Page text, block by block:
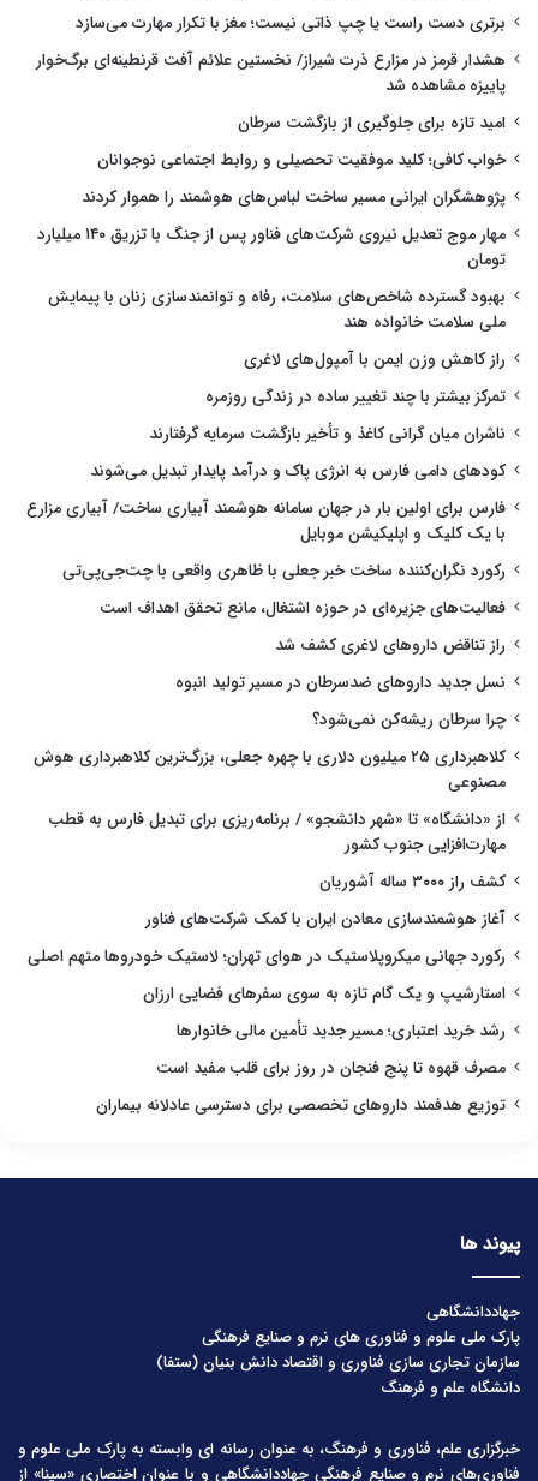
برتری دست راست یا چپ ذاتی نیست؛ مغز با تکرار مهارت می‌سازد
هشدار قرمز در مزارع ذرت شیراز/ نخستین علائم آفت قرنطینه‌ای برگ‌خوار
پاییزه مشاهده شد
امید تازه برای جلوگیری از بازگشت سرطان
خواب کافی؛ کلید موفقیت تحصیلی و روابط اجتماعی نوجوانان
پژوهشگران ایرانی مسیر ساخت لباس‌های هوشمند را هموار کردند
مهار موج تعدیل نیروی شرکت‌های فناور پس از جنگ با تزریق ۱۴۰ میلیارد
تومان
بهبود گسترده شاخص‌های سلامت، رفاه و توانمندسازی زنان با پیمایش
ملی سلامت خانواده هند
راز کاهش وزن ایمن با آمپول‌های لاغری
تمرکز بیشتر با چند تغییر ساده در زندگی روزمره
ناشران میان گرانی کاغذ و تأخیر بازگشت سرمایه گرفتارند
کودهای دامی فارس به انرژی پاک و درآمد پایدار تبدیل می‌شوند
فارس برای اولین بار در جهان سامانه هوشمند آبیاری ساخت/ آبیاری مزارع
با یک کلیک و اپلیکیشن موبایل
رکورد نگران‌کننده ساخت خبر جعلی با ظاهری واقعی با چت‌جی‌پی‌تی
فعالیت‌های جزیره‌ای در حوزه اشتغال، مانع تحقق اهداف است
راز تناقض داروهای لاغری کشف شد
نسل جدید داروهای ضدسرطان در مسیر تولید انبوه
چرا سرطان ریشه‌کن نمی‌شود؟
کلاهبرداری ۲۵ میلیون دلاری با چهره جعلی، بزرگ‌ترین کلاهبرداری هوش
مصنوعی
از «دانشگاه» تا «شهر دانشجو» / برنامه‌ریزی برای تبدیل فارس به قطب
مهارت‌افزایی جنوب کشور
کشف راز ۳۰۰۰ ساله آشوریان
آغاز هوشمندسازی معادن ایران با کمک شرکت‌های فناور
رکورد جهانی میکروپلاستیک در هوای تهران؛ لاستیک خودروها متهم اصلی
استارشیپ و یک گام تازه به سوی سفرهای فضایی ارزان
رشد خرید اعتباری؛ مسیر جدید تأمین مالی خانوارها
مصرف قهوه تا پنج فنجان در روز برای قلب مفید است
توزیع هدفمند داروهای تخصصی برای دسترسی عادلانه بیماران
پیوند ها
جهاددانشگاهی
پارک ملی علوم و فناوری های نرم و صنایع فرهنگی
سازمان تجاری سازی فناوری و اقتصاد دانش بنیان (ستفا)
دانشگاه علم و فرهنگ
خبرگزاری علم، فناوری و فرهنگ، به عنوان رسانه ای وابسته به پارک ملی علوم و
فناوری‌های نرم و صنایع فرهنگیِ جهاددانشگاهی و با عنوان اختصاری «سینا» از